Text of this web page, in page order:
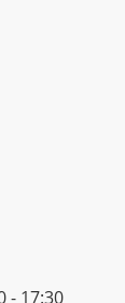
- 17:30